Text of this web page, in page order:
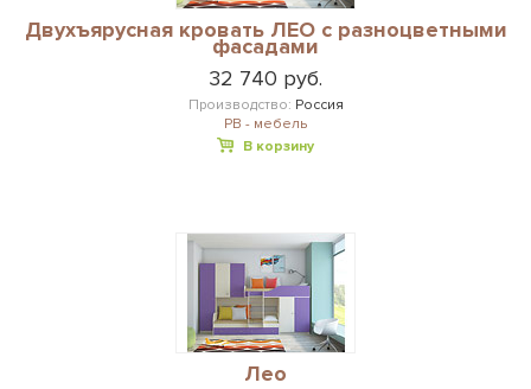
Двухъярусная кровать ЛЕО с разноцветными
фасадами
32 740 руб.
Производство: Россия
РВ - мебель
В корзину
Лео